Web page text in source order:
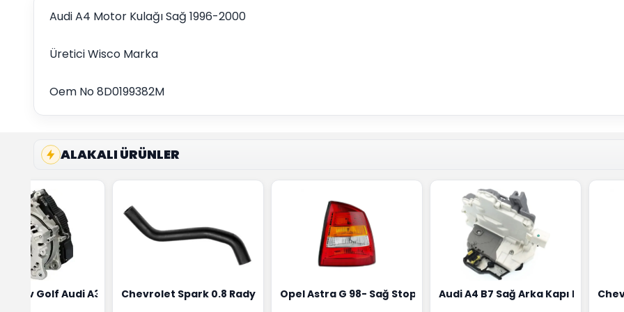
Audi A4 Motor Kulağı Sağ 1996-2000
Üretici Wisco Marka
Oem No 8D0199382M
ALAKALI ÜRÜNLER
Bosch Marka 1628HN-0258010081
Wv Golf Audi A3 Şarj Alternatörü Valeo Marka 05E903018G
Chevrolet Spark 0.8 Radyatör Üst Hortumu Rapro Marka 96591464
Opel Astra G 98- Sağ Stop Lambası Depo Marka 6223020
Audi A4 B7 Sağ Arka Kapı Kilit